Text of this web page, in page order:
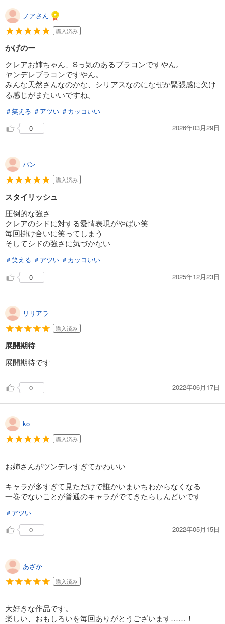
陰の実力者になりたくて！ （１５）
748円 (税込)
あらすじを表示する
陰の実力者になりたくて！ （１６）
792
円 (税込)
試し読み
792
陰の実力者になりたくて！ （１８）
924 円 (税込)
試し読み
ノアさん
購入済み
かげのー
クレアお姉ちゃん、Sっ気のあるブラコンですやん。
ヤンデレブラコンですやん。
みんな天然さんなのかな、シリアスなのになぜか緊張感に欠け
る感じがまたいいですね。
＃笑える ＃アツい ＃カッコいい
0
2026年03月29日
パン
購入済み
スタイリッシュ
圧倒的な強さ
クレアのシドに対する愛情表現がやばい笑
毎回掛け合いに笑ってしまう
そしてシドの強さに気づかない
＃笑える ＃アツい ＃カッコいい
0
2025年12月23日
リリアラ
購入済み
展開期待
展開期待です
0 2022年06月17日
ko
購入済み
お姉さんがツンデレすぎてかわいい
キャラが多すぎて見ただけで誰かいまいちわからなくなる
一巻でないことが普通のキャラがでてきたらしんどいです
＃アツい
0
2022年05月15日
あざか
購入済み
大好きな作品です。
楽しい、おもしろいを毎回ありがとうございます……！